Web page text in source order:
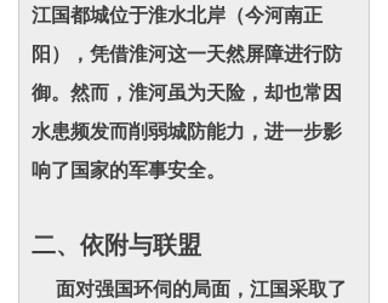
江国都城位于淮水北岸（今河南正
阳），凭借淮河这一天然屏障进行防
御。然而，淮河虽为天险，却也常因
水患频发而削弱城防能力，进一步影
响了国家的军事安全。
二、依附与联盟
面对强国环伺的局面，江国采取了